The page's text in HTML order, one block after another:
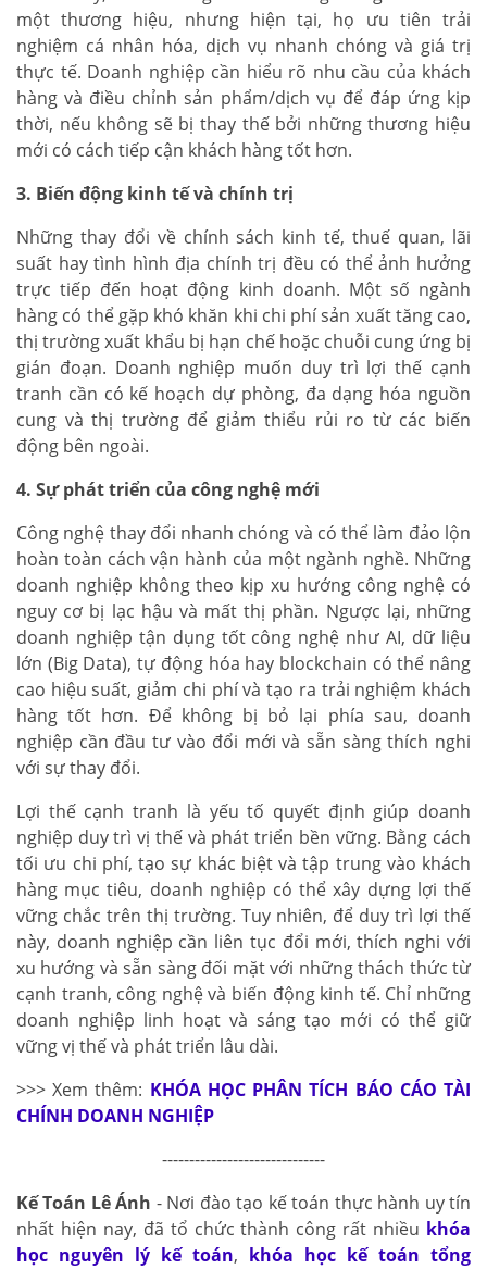
một thương hiệu, nhưng hiện tại, họ ưu tiên trải
nghiệm cá nhân hóa, dịch vụ nhanh chóng và giá trị
thực tế. Doanh nghiệp cần hiểu rõ nhu cầu của khách
hàng và điều chỉnh sản phẩm/dịch vụ để đáp ứng kịp
thời, nếu không sẽ bị thay thế bởi những thương hiệu
mới có cách tiếp cận khách hàng tốt hơn.
3. Biến động kinh tế và chính trị
Những thay đổi về chính sách kinh tế, thuế quan, lãi
suất hay tình hình địa chính trị đều có thể ảnh hưởng
trực tiếp đến hoạt động kinh doanh. Một số ngành
hàng có thể gặp khó khăn khi chi phí sản xuất tăng cao,
thị trường xuất khẩu bị hạn chế hoặc chuỗi cung ứng bị
gián đoạn. Doanh nghiệp muốn duy trì lợi thế cạnh
tranh cần có kế hoạch dự phòng, đa dạng hóa nguồn
cung và thị trường để giảm thiểu rủi ro từ các biến
động bên ngoài.
4. Sự phát triển của công nghệ mới
Công nghệ thay đổi nhanh chóng và có thể làm đảo lộn
hoàn toàn cách vận hành của một ngành nghề. Những
doanh nghiệp không theo kịp xu hướng công nghệ có
nguy cơ bị lạc hậu và mất thị phần. Ngược lại, những
doanh nghiệp tận dụng tốt công nghệ như AI, dữ liệu
lớn (Big Data), tự động hóa hay blockchain có thể nâng
cao hiệu suất, giảm chi phí và tạo ra trải nghiệm khách
hàng tốt hơn. Để không bị bỏ lại phía sau, doanh
nghiệp cần đầu tư vào đổi mới và sẵn sàng thích nghi
với sự thay đổi.
Lợi thế cạnh tranh là yếu tố quyết định giúp doanh
nghiệp duy trì vị thế và phát triển bền vững. Bằng cách
tối ưu chi phí, tạo sự khác biệt và tập trung vào khách
hàng mục tiêu, doanh nghiệp có thể xây dựng lợi thế
vững chắc trên thị trường. Tuy nhiên, để duy trì lợi thế
này, doanh nghiệp cần liên tục đổi mới, thích nghi với
xu hướng và sẵn sàng đối mặt với những thách thức từ
cạnh tranh, công nghệ và biến động kinh tế. Chỉ những
doanh nghiệp linh hoạt và sáng tạo mới có thể giữ
vững vị thế và phát triển lâu dài.
>>> Xem thêm: KHÓA HỌC PHÂN TÍCH BÁO CÁO TÀI
CHÍNH DOANH NGHIỆP
------------------------------
Kế Toán Lê Ánh - Nơi đào tạo kế toán thực hành uy tín
nhất hiện nay, đã tổ chức thành công rất nhiều khóa
học nguyên lý kế toán, khóa học kế toán tổng